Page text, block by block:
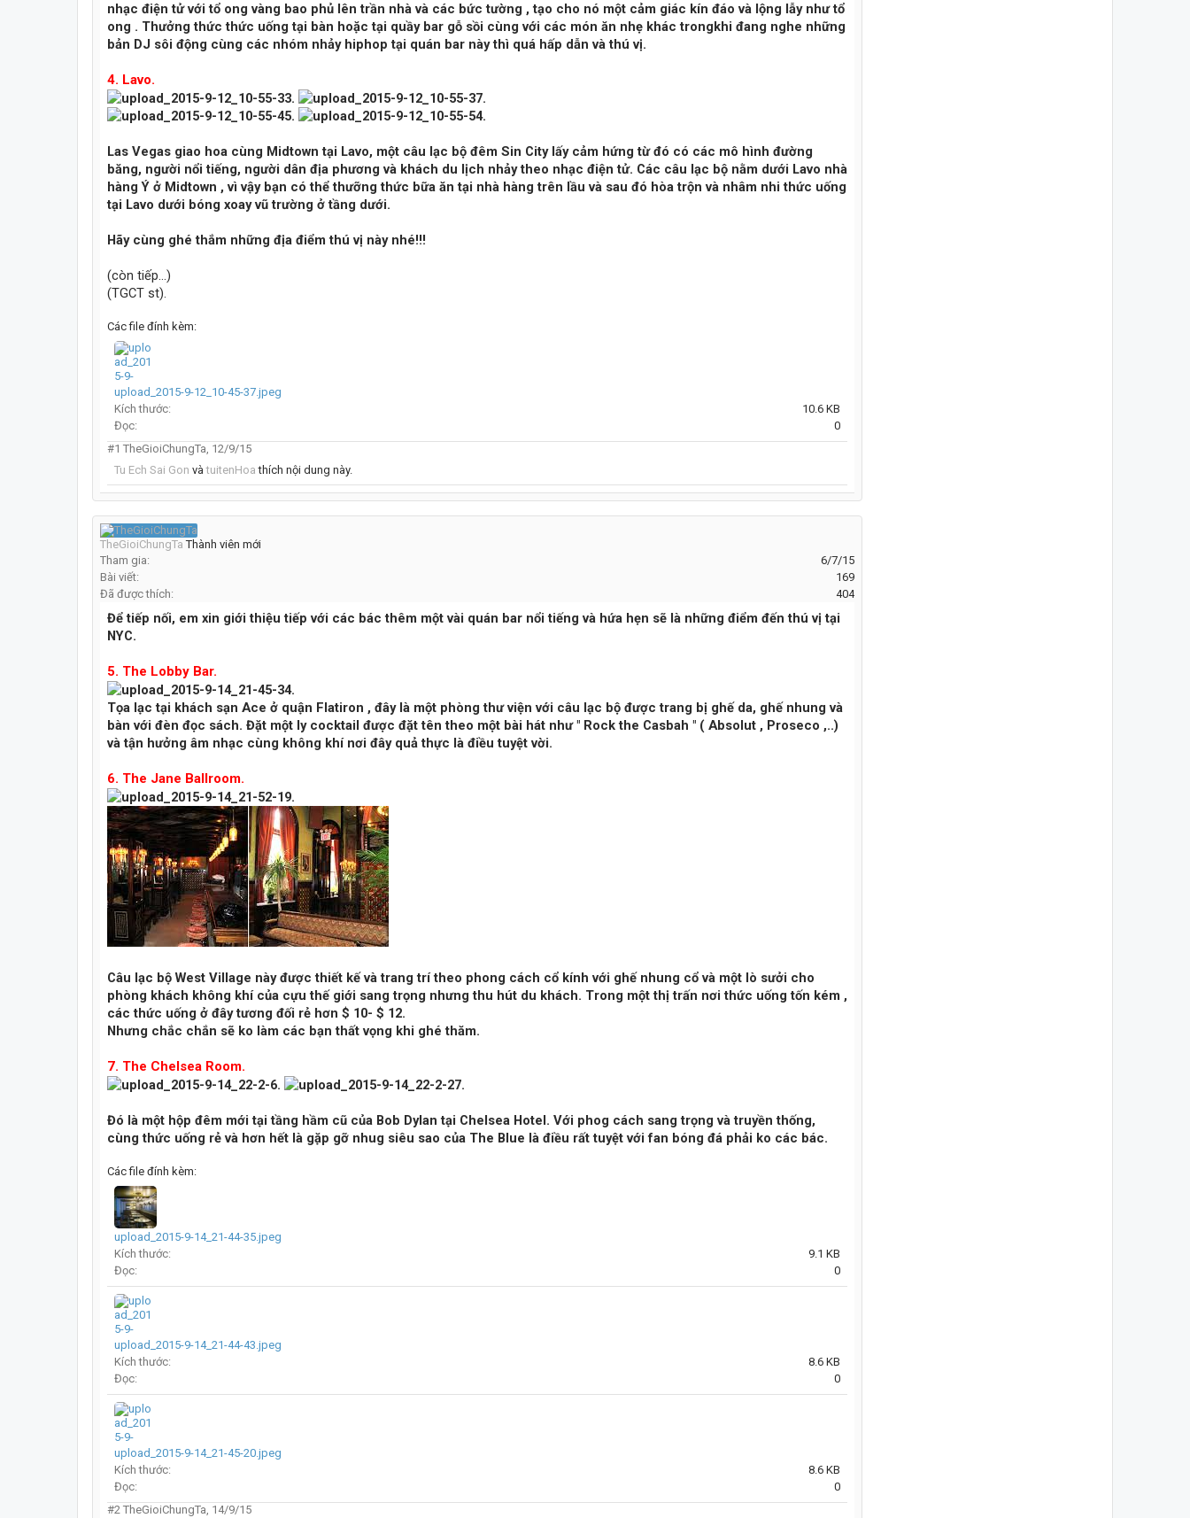
nhạc điện tử với tổ ong vàng bao phủ lên trần nhà và các bức tường , tạo cho nó một cảm giác kín đáo và lộng lẫy như tổ
ong . Thưởng thức thức uống tại bàn hoặc tại quầy bar gỗ sồi cùng với các món ăn nhẹ khác trongkhi đang nghe những
bản DJ sôi động cùng các nhóm nhảy hiphop tại quán bar này thì quá hấp dẫn và thú vị.
4. Lavo.
Las Vegas giao hoa cùng Midtown tại Lavo, một câu lạc bộ đêm Sin City lấy cảm hứng từ đó có các mô hình đường
băng, người nổi tiếng, người dân địa phương và khách du lịch nhảy theo nhạc điện tử. Các câu lạc bộ nằm dưới Lavo nhà
hàng Ý ở Midtown , vì vậy bạn có thể thưỡng thức bữa ăn tại nhà hàng trên lầu và sau đó hòa trộn và nhâm nhi thức uống
tại Lavo dưới bóng xoay vũ trường ở tầng dưới.
Hãy cùng ghé thắm những địa điểm thú vị này nhé!!!
(còn tiếp...)
(TGCT st).
Các file đính kèm:
upload_2015-9-12_10-45-37.jpeg
Kích thước:
10.6 KB
Đọc:
0
#1 TheGioiChungTa, 12/9/15
Tu Ech Sai Gon vàtuitenHoa thích nội dung này.
TheGioiChungTa Thành viên mới
Tham gia:
6/7/15
Bài viết:
169
Đã được thích:
404
Để tiếp nối, em xin giới thiệu tiếp với các bác thêm một vài quán bar nổi tiếng và hứa hẹn sẽ là những điểm đến thú vị tại
NYC.
5. The Lobby Bar.
Tọa lạc tại khách sạn Ace ở quận Flatiron , đây là một phòng thư viện với câu lạc bộ được trang bị ghế da, ghế nhung và
bàn với đèn đọc sách. Đặt một ly cocktail được đặt tên theo một bài hát như " Rock the Casbah " ( Absolut , Proseco ,..)
và tận hưởng âm nhạc cùng không khí nơi đây quả thực là điều tuyệt vời.
6. The Jane Ballroom.
Câu lạc bộ West Village này được thiết kế và trang trí theo phong cách cổ kính với ghế nhung cổ và một lò sưởi cho
phòng khách không khí của cựu thế giới sang trọng nhưng thu hút du khách. Trong một thị trấn nơi thức uống tốn kém ,
các thức uống ở đây tương đối rẻ hơn $ 10- $ 12.
Nhưng chắc chắn sẽ ko làm các bạn thất vọng khi ghé thăm.
7. The Chelsea Room.
Đó là một hộp đêm mới tại tầng hầm cũ của Bob Dylan tại Chelsea Hotel. Với phog cách sang trọng và truyền thống,
cùng thức uống rẻ và hơn hết là gặp gỡ nhug siêu sao của The Blue là điều rất tuyệt với fan bóng đá phải ko các bác.
Các file đính kèm:
upload_2015-9-14_21-44-35.jpeg
Kích thước:
9.1 KB
Đọc:
0
upload_2015-9-14_21-44-43.jpeg
Kích thước:
8.6 KB
Đọc:
0
upload_2015-9-14_21-45-20.jpeg
Kích thước:
8.6 KB
Đọc:
0
#2 TheGioiChungTa, 14/9/15